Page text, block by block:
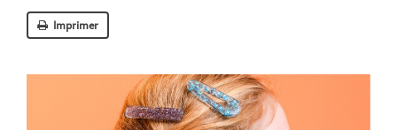
Imprimer